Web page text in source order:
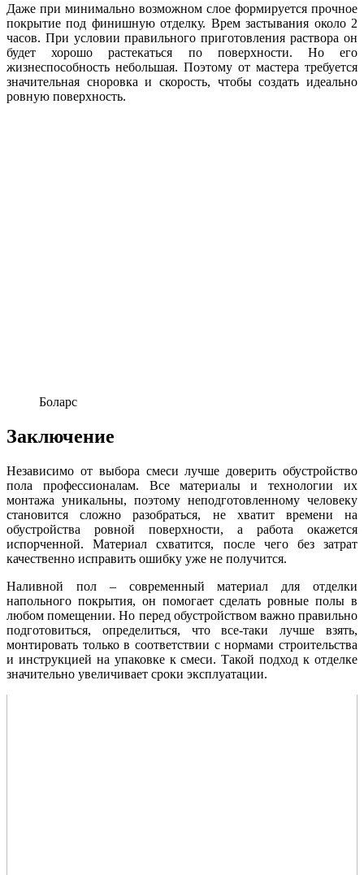
Даже при минимально возможном слое формируется прочное
покрытие под финишную отделку. Врем застывания около 2
часов. При условии правильного приготовления раствора он
будет хорошо растекаться по поверхности. Но его
жизнеспособность небольшая. Поэтому от мастера требуется
значительная сноровка и скорость, чтобы создать идеально
ровную поверхность.
Боларс
Заключение
Независимо от выбора смеси лучше доверить обустройство
пола профессионалам. Все материалы и технологии их
монтажа уникальны, поэтому неподготовленному человеку
становится сложно разобраться, не хватит времени на
обустройства ровной поверхности, а работа окажется
испорченной. Материал схватится, после чего без затрат
качественно исправить ошибку уже не получится.
Наливной пол – современный материал для отделки
напольного покрытия, он помогает сделать ровные полы в
любом помещении. Но перед обустройством важно правильно
подготовиться, определиться, что все-таки лучше взять,
монтировать только в соответствии с нормами строительства
и инструкцией на упаковке к смеси. Такой подход к отделке
значительно увеличивает сроки эксплуатации.